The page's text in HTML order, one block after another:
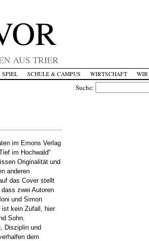
AUS TRIER
SPIEL SCHULE & CAMPUS WIRTSCHAFT WIR
Suche:
im Emons Verlag
im Hochwald“
Originalität und
anderen
das Cover stellt
zwei Autoren
und Simon
ist kein Zufall, hier
Sohn.
Disziplin und
dem